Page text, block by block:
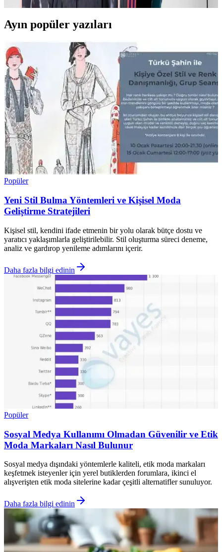
Ayın popüler yazıları
Popüler
Yeni Stil Bulma Yöntemleri ve Kişisel Moda
Geliştirme Stratejileri
Kişisel stil, kendini ifade etmenin bir yolu olarak bütçe dostu ve
yaratıcı yaklaşımlarla geliştirilebilir. Stil oluşturma süreci deneme,
analiz ve gardırop yenileme adımlarını içerir.
Daha fazla bilgi edinin
Popüler
Sosyal Medya Kullanımı Olmadan Güvenilir ve Etik
Moda Markaları Nasıl Bulunur
Sosyal medya dışındaki yöntemlerle kaliteli, etik moda markaları
keşfetmek isteyenler için yerel butiklerden forumlara, ikinci el
alışverişten etik moda sitelerine kadar çeşitli alternatifler sunuluyor.
Daha fazla bilgi edinin